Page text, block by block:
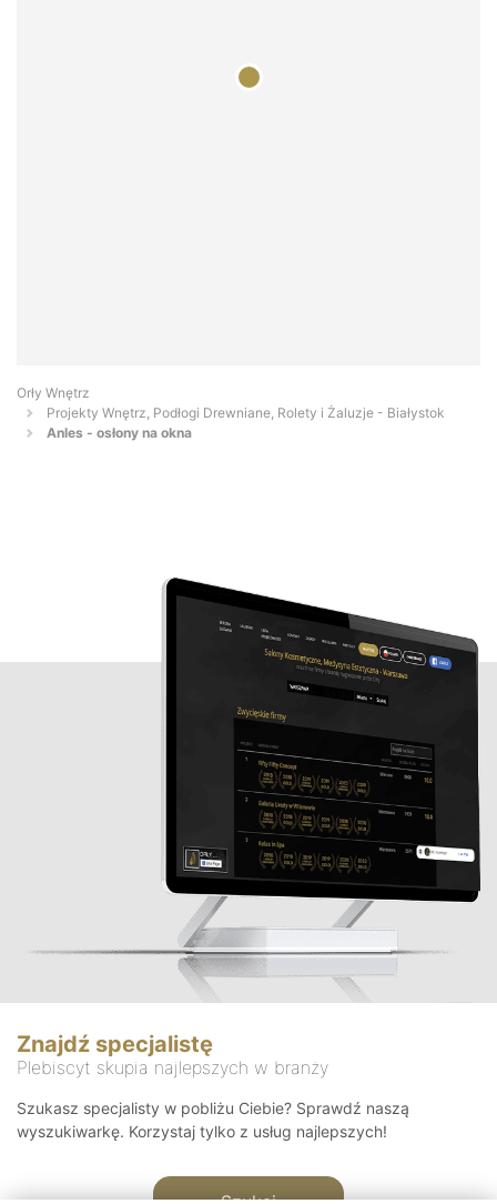
Orły Wnętrz
Projekty Wnętrz, Podłogi Drewniane, Rolety i Żaluzje - Białystok
Anles - osłony na okna
Znajdź specjalistę
Plebiscyt skupia najlepszych w branży
Szukasz specjalisty w pobliżu Ciebie? Sprawdź naszą
wyszukiwarkę. Korzystaj tylko z usług najlepszych!